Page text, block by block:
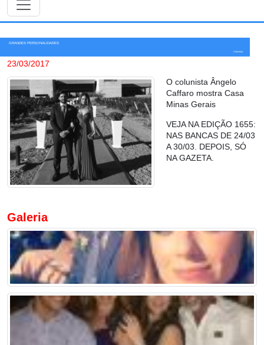
GRANDES PERSONALIDADES
Colunista
23/03/2017
O colunista Ângelo
Caffaro mostra Casa
Minas Gerais
VEJA NA EDIÇÃO 1655:
NAS BANCAS DE 24/03
A 30/03. DEPOIS, SÓ
NA GAZETA.
Galeria